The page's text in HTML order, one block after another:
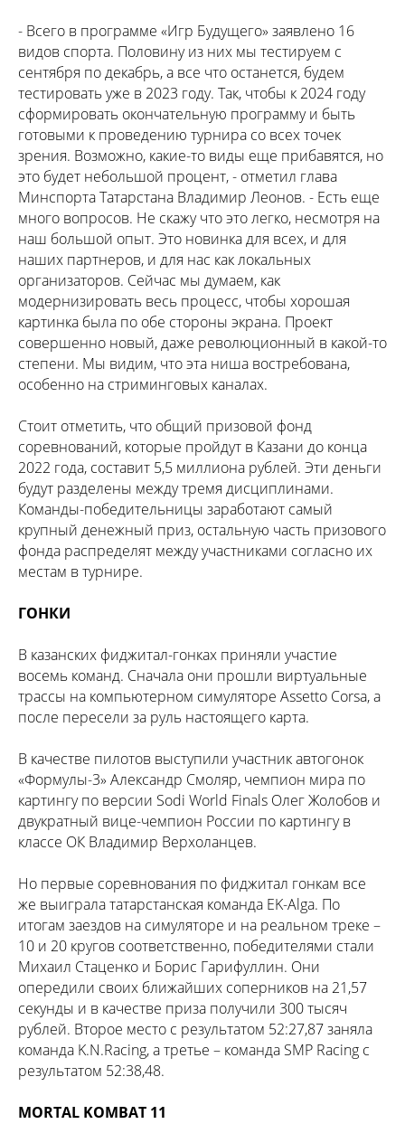
- Всего в программе «Игр Будущего» заявлено 16
видов спорта. Половину из них мы тестируем с
сентября по декабрь, а все что останется, будем
тестировать уже в 2023 году. Так, чтобы к 2024 году
сформировать окончательную программу и быть
готовыми к проведению турнира со всех точек
зрения. Возможно, какие-то виды еще прибавятся, но
это будет небольшой процент, - отметил глава
Минспорта Татарстана Владимир Леонов. - Есть еще
много вопросов. Не скажу что это легко, несмотря на
наш большой опыт. Это новинка для всех, и для
наших партнеров, и для нас как локальных
организаторов. Сейчас мы думаем, как
модернизировать весь процесс, чтобы хорошая
картинка была по обе стороны экрана. Проект
совершенно новый, даже революционный в какой-то
степени. Мы видим, что эта ниша востребована,
особенно на стриминговых каналах.
Стоит отметить, что общий призовой фонд
соревнований, которые пройдут в Казани до конца
2022 года, составит 5,5 миллиона рублей. Эти деньги
будут разделены между тремя дисциплинами.
Команды-победительницы заработают самый
крупный денежный приз, остальную часть призового
фонда распределят между участниками согласно их
местам в турнире.
ГОНКИ
В казанских фиджитал-гонках приняли участие
восемь команд. Сначала они прошли виртуальные
трассы на компьютерном симуляторе Assetto Corsa, а
после пересели за руль настоящего карта.
В качестве пилотов выступили участник автогонок
«Формулы-3» Александр Смоляр, чемпион мира по
картингу по версии Sodi World Finals Олег Жолобов и
двукратный вице-чемпион России по картингу в
классе ОК Владимир Верхоланцев.
Но первые соревнования по фиджитал гонкам все
же выиграла татарстанская команда EK-Alga. По
итогам заездов на симуляторе и на реальном треке –
10 и 20 кругов соответственно, победителями стали
Михаил Стаценко и Борис Гарифуллин. Они
опередили своих ближайших соперников на 21,57
секунды и в качестве приза получили 300 тысяч
рублей. Второе место с результатом 52:27,87 заняла
команда K.N.Racing, а третье – команда SMP Racing с
результатом 52:38,48.
MORTAL KOMBAT 11